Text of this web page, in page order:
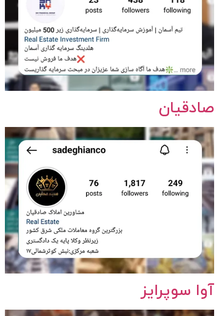
صادقیان
آوا سوپرایز